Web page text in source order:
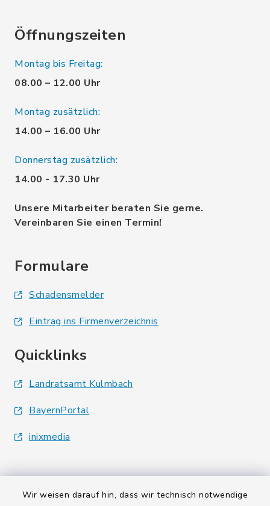
Wir weisen darauf hin, dass wir technisch notwendige
Öffnungszeiten
Montag bis Freitag:
08.00 – 12.00 Uhr
Montag zusätzlich:
14.00 – 16.00 Uhr
Donnerstag zusätzlich:
14.00 - 17.30 Uhr
Unsere Mitarbeiter beraten Sie gerne.
Vereinbaren Sie einen Termin!
Formulare
Schadensmelder
Eintrag ins Firmenverzeichnis
Quicklinks
Landratsamt Kulmbach
BayernPortal
inixmedia